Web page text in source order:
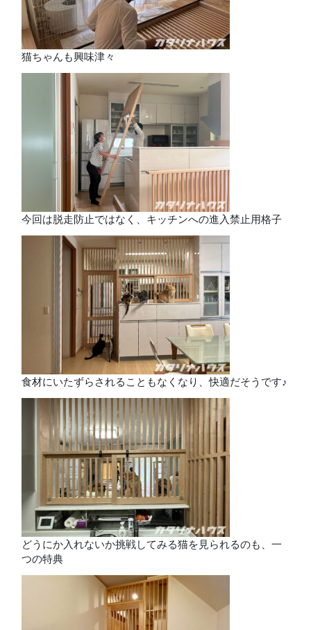
猫ちゃんも興味津々
今回は脱走防止ではなく、キッチンへの進入禁止用格子
食材にいたずらされることもなくなり、快適だそうです♪
どうにか入れないか挑戦してみる猫を見られるのも、一
つの特典